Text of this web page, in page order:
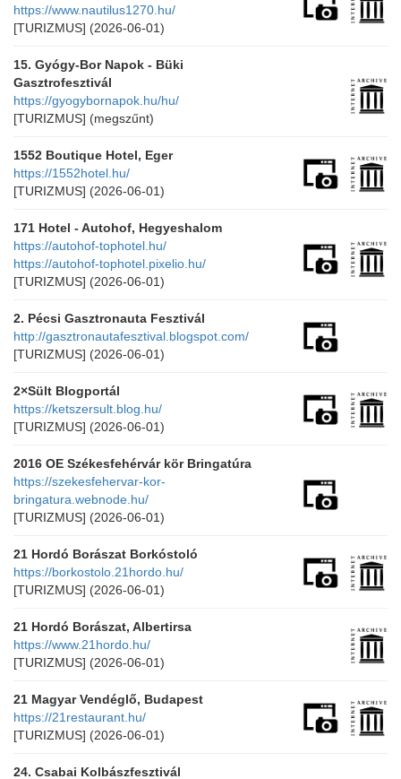
https://www.nautilus1270.hu/
[TURIZMUS] (2026-06-01)
15. Gyógy-Bor Napok - Büki
Gasztrofesztivál
https://gyogybornapok.hu/hu/
[TURIZMUS] (megszűnt)
1552 Boutique Hotel, Eger
https://1552hotel.hu/
[TURIZMUS] (2026-06-01)
171 Hotel - Autohof, Hegyeshalom
https://autohof-tophotel.hu/
https://autohof-tophotel.pixelio.hu/
[TURIZMUS] (2026-06-01)
2. Pécsi Gasztronauta Fesztivál
http://gasztronautafesztival.blogspot.com/
[TURIZMUS] (2026-06-01)
2×Sült Blogportál
https://ketszersult.blog.hu/
[TURIZMUS] (2026-06-01)
2016 OE Székesfehérvár kör Bringatúra
https://szekesfehervar-kor-
bringatura.webnode.hu/
[TURIZMUS] (2026-06-01)
21 Hordó Borászat Borkóstoló
https://borkostolo.21hordo.hu/
[TURIZMUS] (2026-06-01)
21 Hordó Borászat, Albertirsa
https://www.21hordo.hu/
[TURIZMUS] (2026-06-01)
21 Magyar Vendéglő, Budapest
https://21restaurant.hu/
[TURIZMUS] (2026-06-01)
24. Csabai Kolbászfesztivál